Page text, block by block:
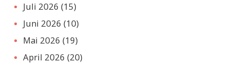
Juli 2026 (15)
Juni 2026 (10)
Mai 2026 (19)
April 2026 (20)